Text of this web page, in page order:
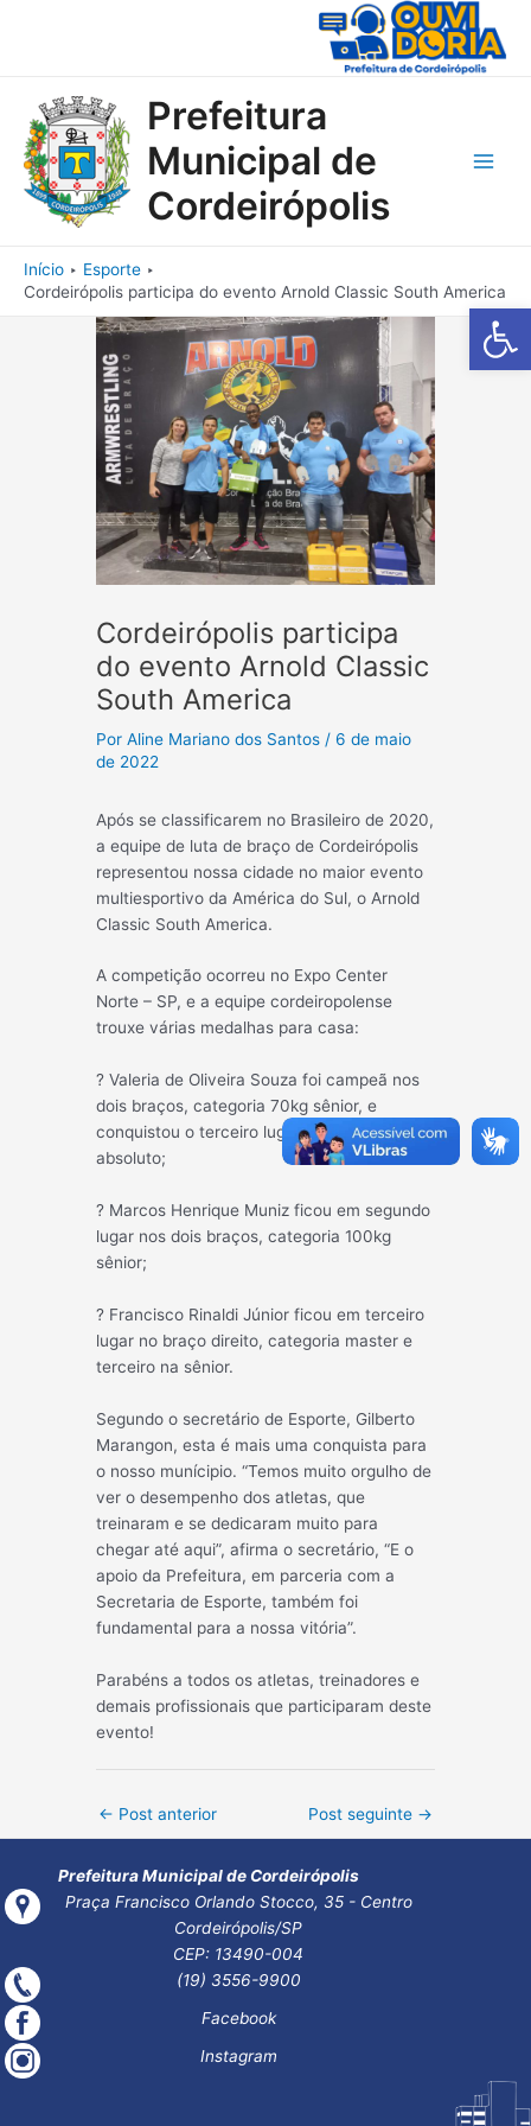
Barra de
Prefeitura
Municipal de
Cordeirópolis
Início
Esporte
Cordeirópolis participa do evento Arnold Classic South America
Cordeirópolis participa
do evento Arnold Classic
South America
PorAline Mariano dos Santos/6 de maio
de 2022
Após se classificarem no Brasileiro de 2020,
a equipe de luta de braço de Cordeirópolis
representou nossa cidade no maior evento
multiesportivo da América do Sul, o Arnold
Classic South America.
A competição ocorreu no Expo Center
Norte – SP, e a equipe cordeiropolense
trouxe várias medalhas para casa:
? Valeria de Oliveira Souza foi campeã nos
dois braços, categoria 70kg sênior, e
conquistou o terceiro lugar na categoria
absoluto;
? Marcos Henrique Muniz ficou em segundo
lugar nos dois braços, categoria 100kg
sênior;
? Francisco Rinaldi Júnior ficou em terceiro
lugar no braço direito, categoria master e
terceiro na sênior.
Segundo o secretário de Esporte, Gilberto
Marangon, esta é mais uma conquista para
o nosso munícipio. “Temos muito orgulho de
ver o desempenho dos atletas, que
treinaram e se dedicaram muito para
chegar até aqui”, afirma o secretário, “E o
apoio da Prefeitura, em parceria com a
Secretaria de Esporte, também foi
fundamental para a nossa vitória”.
Parabéns a todos os atletas, treinadores e
demais profissionais que participaram deste
evento!
Post
← Post anterior Post seguinte →
Prefeitura Municipal de Cordeirópolis
Praça Francisco Orlando Stocco, 35 - Centro
Cordeirópolis/SP
CEP: 13490-004
(19) 3556-9900
Facebook
Instagram